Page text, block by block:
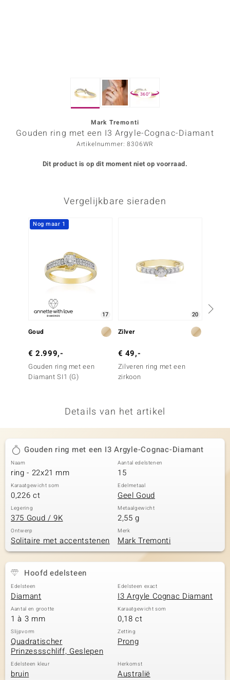
Collection
360°
Mark Tremonti
Gouden ring met een I3 Argyle-Cognac-Diamant
Artikelnummer: 8306WR
Dit product is op dit moment niet op voorraad.
Vergelijkbare sieraden
Nog maar 1
17
Goud
€ 2.999,-
Gouden ring met een
Diamant SI1 (G)
20
Zilver
€ 49,-
Zilveren ring met een
zirkoon
Details van het artikel
Gouden ring met een I3 Argyle-Cognac-Diamant
Naam
ring - 22x21 mm
Aantal edelstenen
15
Karaatgewicht som
0,226 ct
Edelmetaal
Geel Goud
Legering
375 Goud / 9K
Metaalgewicht
2,55 g
Ontwerp
Solitaire met accentstenen
Merk
Mark Tremonti
Hoofd edelsteen
Edelsteen
Diamant
Edelsteen exact
I3 Argyle Cognac Diamant
Aantal en grootte
1 à 3 mm
Karaatgewicht som
0,18 ct
Slijpvorm
Quadratischer
Prinzessschliff, Geslepen
Zetting
Prong
Edelsteen kleur
bruin
Herkomst
Australië